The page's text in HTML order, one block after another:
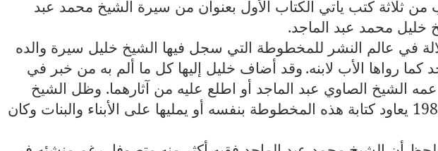
من ثلاثة كتب يأتي الكتاب الأول بعنوان من سيرة الشيخ محمد عبد
خليل محمد عبد الماجد.
في عالم النشر للمخطوطة التي سجل فيها الشيخ خليل سيرة والده
رواها الأب لابنه. وقد أضاف خليل إليها كل ما ألم به من خبر في
الشيخ الصاوي عبد الماجد أو اطلع عليه من آثارهما. وظل الشيخ
خليل حتى وفاته في 1981 يعاود كتابة هذه المخطوطة بنفسه أو يمليها على الأبناء والبنات وكان